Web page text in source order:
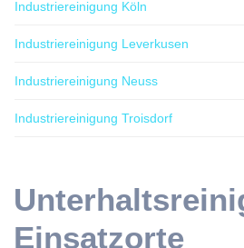
Industriereinigung Köln
Industriereinigung Leverkusen
Industriereinigung Neuss
Industriereinigung Troisdorf
Einsatzorte